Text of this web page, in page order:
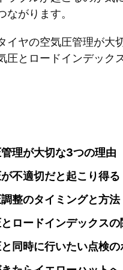
がります。
イヤの空気圧管理が大
圧とロードインデック
理が大切な3つの理由
不適切だと起こり得
整のタイミングと方法
ロードインデックスの
同時に行いたい点検の